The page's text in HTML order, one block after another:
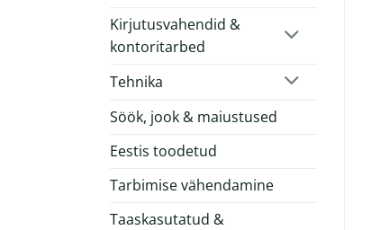
Kirjutusvahendid &
kontoritarbed
Tehnika
Söök, jook & maiustused
Eestis toodetud
Tarbimise vähendamine
Taaskasutatud &